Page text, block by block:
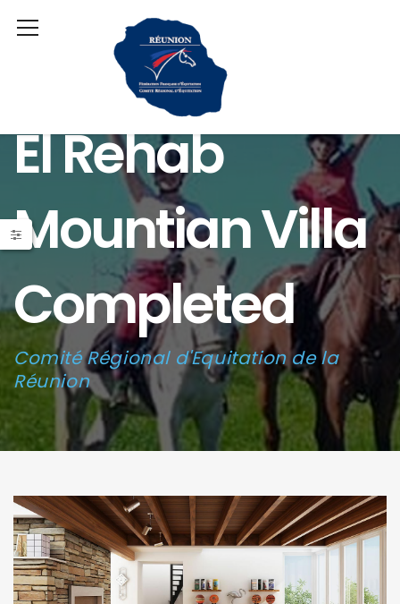
El Rehab
Mountian Villa
Completed
Comité Régional d'Equitation de la
Réunion